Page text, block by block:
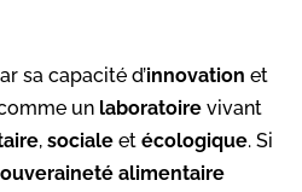
sa capacité d’innovation et
un laboratoire vivant
, sociale et écologique. Si
alimentaire